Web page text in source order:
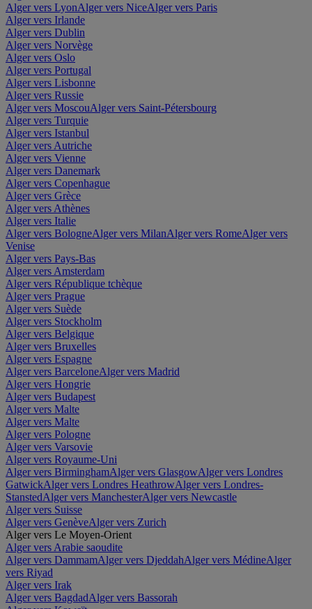
Alger vers LyonAlger vers NiceAlger vers Paris
Alger vers Irlande
Alger vers Dublin
Alger vers Norvège
Alger vers Oslo
Alger vers Portugal
Alger vers Lisbonne
Alger vers Russie
Alger vers MoscouAlger vers Saint-Pétersbourg
Alger vers Turquie
Alger vers Istanbul
Alger vers Autriche
Alger vers Vienne
Alger vers Danemark
Alger vers Copenhague
Alger vers Grèce
Alger vers Athènes
Alger vers Italie
Alger vers BologneAlger vers MilanAlger vers RomeAlger vers
Venise
Alger vers Pays-Bas
Alger vers Amsterdam
Alger vers République tchèque
Alger vers Prague
Alger vers Suède
Alger vers Stockholm
Alger vers Belgique
Alger vers Bruxelles
Alger vers Espagne
Alger vers BarceloneAlger vers Madrid
Alger vers Hongrie
Alger vers Budapest
Alger vers Malte
Alger vers Malte
Alger vers Pologne
Alger vers Varsovie
Alger vers Royaume-Uni
Alger vers BirminghamAlger vers GlasgowAlger vers Londres
GatwickAlger vers Londres HeathrowAlger vers Londres-
StanstedAlger vers ManchesterAlger vers Newcastle
Alger vers Suisse
Alger vers GenèveAlger vers Zurich
Alger vers Le Moyen-Orient
Alger vers Arabie saoudite
Alger vers DammamAlger vers DjeddahAlger vers MédineAlger
vers Riyad
Alger vers Irak
Alger vers BagdadAlger vers Bassorah